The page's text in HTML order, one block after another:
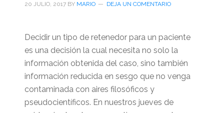
20 JULIO, 2017BY MARIO DEJA UN COMENTARIO
Decidir un tipo de retenedor para un paciente
es una decisión la cual necesita no solo la
información obtenida del caso, sino también
información reducida en sesgo que no venga
contaminada con aires filosóficos y
pseudocientíficos. En nuestros jueves de